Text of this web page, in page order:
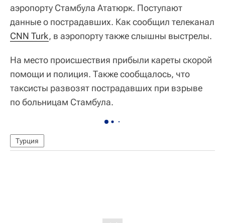
аэропорту Стамбула Ататюрк. Поступают
данные о пострадавших. Как сообщил телеканал
CNN Turk, в аэропорту также слышны выстрелы.
На место происшествия прибыли кареты скорой
помощи и полиция. Также сообщалось, что
таксисты развозят пострадавших при взрыве
по больницам Стамбула.
Турция